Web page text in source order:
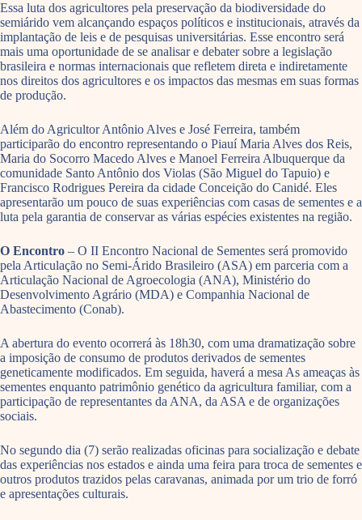
Essa luta dos agricultores pela preservação da biodiversidade do
semiárido vem alcançando espaços políticos e institucionais, através da
implantação de leis e de pesquisas universitárias. Esse encontro será
mais uma oportunidade de se analisar e debater sobre a legislação
brasileira e normas internacionais que refletem direta e indiretamente
nos direitos dos agricultores e os impactos das mesmas em suas formas
de produção.
Além do Agricultor Antônio Alves e José Ferreira, também
participarão do encontro representando o Piauí Maria Alves dos Reis,
Maria do Socorro Macedo Alves e Manoel Ferreira Albuquerque da
comunidade Santo Antônio dos Violas (São Miguel do Tapuio) e
Francisco Rodrigues Pereira da cidade Conceição do Canidé. Eles
apresentarão um pouco de suas experiências com casas de sementes e a
luta pela garantia de conservar as várias espécies existentes na região.
O Encontro – O II Encontro Nacional de Sementes será promovido
pela Articulação no Semi-Árido Brasileiro (ASA) em parceria com a
Articulação Nacional de Agroecologia (ANA), Ministério do
Desenvolvimento Agrário (MDA) e Companhia Nacional de
Abastecimento (Conab).
A abertura do evento ocorrerá às 18h30, com uma dramatização sobre
a imposição de consumo de produtos derivados de sementes
geneticamente modificados. Em seguida, haverá a mesa As ameaças às
sementes enquanto patrimônio genético da agricultura familiar, com a
participação de representantes da ANA, da ASA e de organizações
sociais.
No segundo dia (7) serão realizadas oficinas para socialização e debate
das experiências nos estados e ainda uma feira para troca de sementes e
outros produtos trazidos pelas caravanas, animada por um trio de forró
e apresentações culturais.